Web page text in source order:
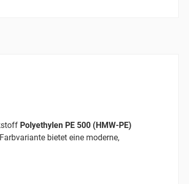
Polyethylen PE 500 (HMW-PE)
bietet eine moderne,